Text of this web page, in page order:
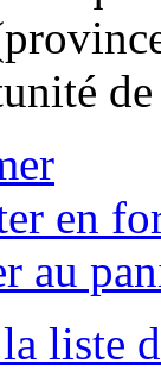
en
au
liste